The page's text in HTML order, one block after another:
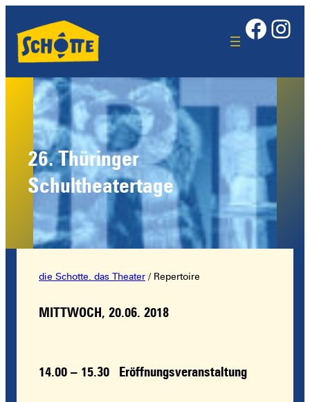
26. Thüringer
Schultheatertage
die Schotte. das Theater / Repertoire
MITTWOCH, 20.06. 2018
14.00 – 15.30 Eröffnungsveranstaltung